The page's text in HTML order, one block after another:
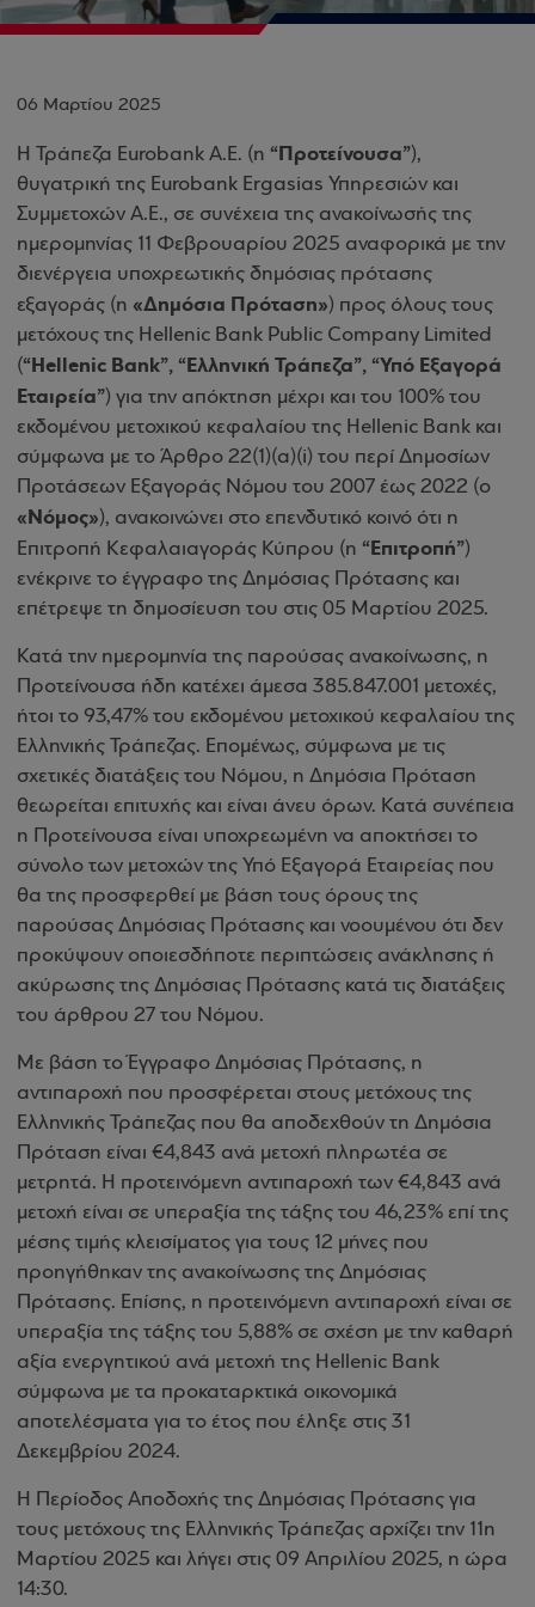
06 Μαρτίου 2025
Η Τράπεζα Eurobank Α.Ε. (η “Προτείνουσα”),
θυγατρική της Eurobank Ergasias Υπηρεσιών και
Συμμετοχών Α.Ε., σε συνέχεια της ανακοίνωσής της
ημερομηνίας 11 Φεβρουαρίου 2025 αναφορικά με την
διενέργεια υποχρεωτικής δημόσιας πρότασης
εξαγοράς (η «Δημόσια Πρόταση») προς όλους τους
μετόχους της Hellenic Bank Public Company Limited
(“Hellenic Bank”, “Ελληνική Τράπεζα”, “Υπό Εξαγορά
Εταιρεία”) για την απόκτηση μέχρι και του 100% του
εκδομένου μετοχικού κεφαλαίου της Hellenic Bank και
σύμφωνα με το Άρθρο 22(1)(α)(i) του περί Δημοσίων
Προτάσεων Εξαγοράς Νόμου του 2007 έως 2022 (ο
«Νόμος»), ανακοινώνει στο επενδυτικό κοινό ότι η
Επιτροπή Κεφαλαιαγοράς Κύπρου (η “Επιτροπή”)
ενέκρινε το έγγραφο της Δημόσιας Πρότασης και
επέτρεψε τη δημοσίευση του στις 05 Μαρτίου 2025.
Κατά την ημερομηνία της παρούσας ανακοίνωσης, η
Προτείνουσα ήδη κατέχει άμεσα 385.847.001 μετοχές,
ήτοι το 93,47% του εκδομένου μετοχικού κεφαλαίου της
Ελληνικής Τράπεζας. Επομένως, σύμφωνα με τις
σχετικές διατάξεις του Νόμου, η Δημόσια Πρόταση
θεωρείται επιτυχής και είναι άνευ όρων. Κατά συνέπεια
η Προτείνουσα είναι υποχρεωμένη να αποκτήσει το
σύνολο των μετοχών της Υπό Εξαγορά Εταιρείας που
θα της προσφερθεί με βάση τους όρους της
παρούσας Δημόσιας Πρότασης και νοουμένου ότι δεν
προκύψουν οποιεσδήποτε περιπτώσεις ανάκλησης ή
ακύρωσης της Δημόσιας Πρότασης κατά τις διατάξεις
του άρθρου 27 του Νόμου.
Με βάση το Έγγραφο Δημόσιας Πρότασης, η
αντιπαροχή που προσφέρεται στους μετόχους της
Ελληνικής Τράπεζας που θα αποδεχθούν τη Δημόσια
Πρόταση είναι €4,843 ανά μετοχή πληρωτέα σε
μετρητά. Η προτεινόμενη αντιπαροχή των €4,843 ανά
μετοχή είναι σε υπεραξία της τάξης του 46,23% επί της
μέσης τιμής κλεισίματος για τους 12 μήνες που
προηγήθηκαν της ανακοίνωσης της Δημόσιας
Πρότασης. Επίσης, η προτεινόμενη αντιπαροχή είναι σε
υπεραξία της τάξης του 5,88% σε σχέση με την καθαρή
αξία ενεργητικού ανά μετοχή της Hellenic Bank
σύμφωνα με τα προκαταρκτικά οικονομικά
αποτελέσματα για το έτος που έληξε στις 31
Δεκεμβρίου 2024.
Η Περίοδος Αποδοχής της Δημόσιας Πρότασης για
τους μετόχους της Ελληνικής Τράπεζας αρχίζει την 11η
Μαρτίου 2025 και λήγει στις 09 Απριλίου 2025, η ώρα
14:30.